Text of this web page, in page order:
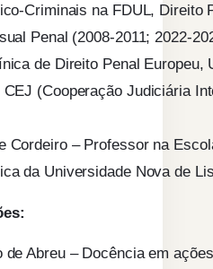
Criminais na FDUL, Direito
Penal (2008-2011; 2022-
de Direito Penal Europeu,
(Cooperação Judiciária
Cordeiro – Professor na
da Universidade Nova de
Abreu – Docência em